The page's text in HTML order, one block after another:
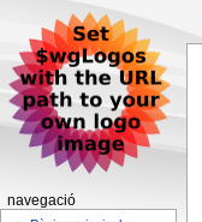
navegació